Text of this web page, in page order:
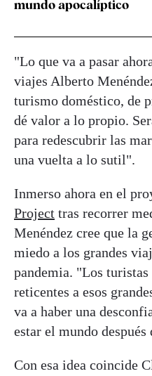
mundo apocalíptico
"Lo que va a pasar
viajes Alberto
turismo doméstico, de
dé valor a lo propio.
para redescubrir las
una vuelta a lo sutil".
Inmerso ahora en el
Project tras recorrer
Menéndez cree que la
miedo a los grandes
pandemia. "Los
reticentes a esos
va a haber una
estar el mundo después
Con esa idea coincide